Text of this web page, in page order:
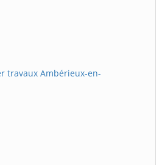
travaux Ambérieux-en-